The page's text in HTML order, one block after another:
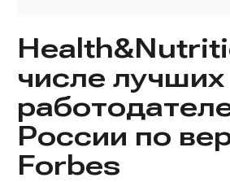
числе лучших
России по
Forbes